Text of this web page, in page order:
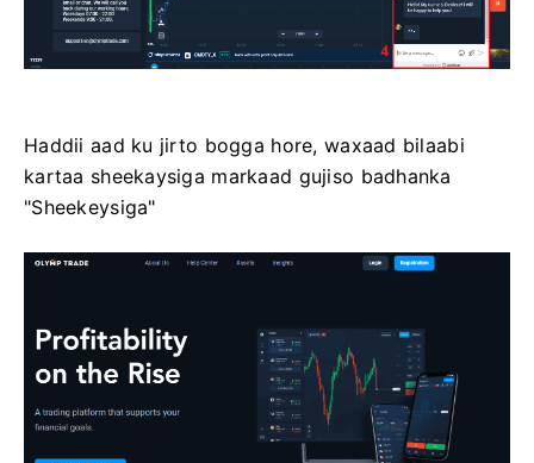
Haddii aad ku jirto bogga hore, waxaad bilaabi
kartaa sheekaysiga markaad gujiso badhanka
"Sheekeysiga"